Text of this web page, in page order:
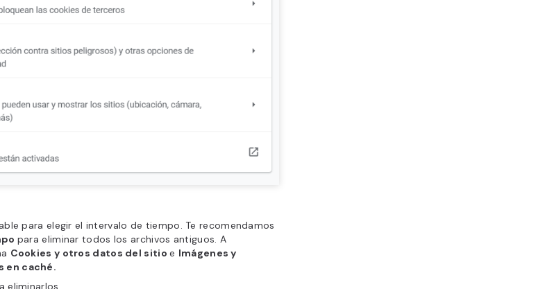
para elegir el intervalo de tiempo. Te recomendamos
para eliminar todos los archivos antiguos. A
Cookies y otros datos del sitioe Imágenes y
en caché.
eliminarlos.